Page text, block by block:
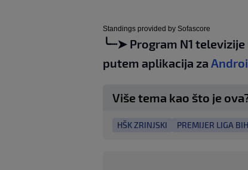
Standings provided by Sofascore
╰┈➤ Program N1
putem aplikacija za
Više tema kao što je
HŠK ZRINJSKI PREMIJER LIGA BIH